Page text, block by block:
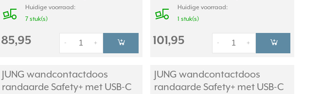
Huidige voorraad:
7 stuk(s)
85,95 +
-
Huidige voorraad:
1 stuk(s)
101,95 +
-
JUNG wandcontactdoos
randaarde Safety+ met USB-C
JUNG wandcontactdoos
randaarde Safety+ met USB-C